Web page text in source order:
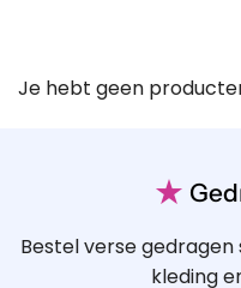
Je hebt geen
★
Bestel verse
kleding